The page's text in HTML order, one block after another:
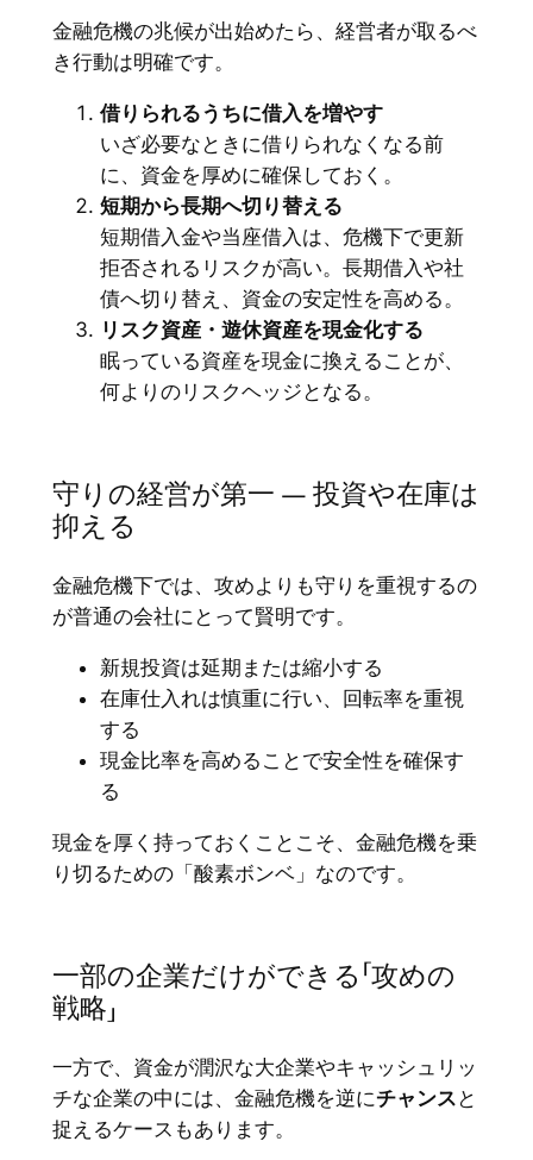
金融危機の兆候が出始めたら、経営者が取るべ
き行動は明確です。
借りられるうちに借入を増やす
いざ必要なときに借りられなくなる前
に、資金を厚めに確保しておく。
短期から長期へ切り替える
短期借入金や当座借入は、危機下で更新
拒否されるリスクが高い。長期借入や社
債へ切り替え、資金の安定性を高める。
リスク資産・遊休資産を現金化する
眠っている資産を現金に換えることが、
何よりのリスクヘッジとなる。
守りの経営が第一 ― 投資や在庫は
抑える
金融危機下では、攻めよりも守りを重視するの
が普通の会社にとって賢明です。
新規投資は延期または縮小する
在庫仕入れは慎重に行い、回転率を重視
する
現金比率を高めることで安全性を確保す
る
現金を厚く持っておくことこそ、金融危機を乗
り切るための「酸素ボンベ」なのです。
一部の企業だけができる「攻めの
戦略」
一方で、資金が潤沢な大企業やキャッシュリッ
チな企業の中には、金融危機を逆にチャンス と
捉えるケースもあります。